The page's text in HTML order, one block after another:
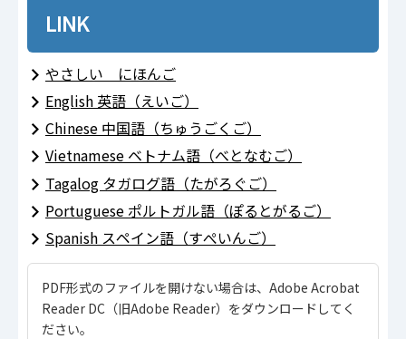
LINK
やさしい にほんご
English 英語（えいご）
Chinese 中国語（ちゅうごくご）
Vietnamese ベトナム語（べとなむご）
Tagalog タガログ語（たがろぐご）
Portuguese ポルトガル語（ぽるとがるご）
Spanish スペイン語（すぺいんご）
PDF形式のファイルを開けない場合は、Adobe Acrobat
Reader DC（旧Adobe Reader）をダウンロードしてく
ださい。